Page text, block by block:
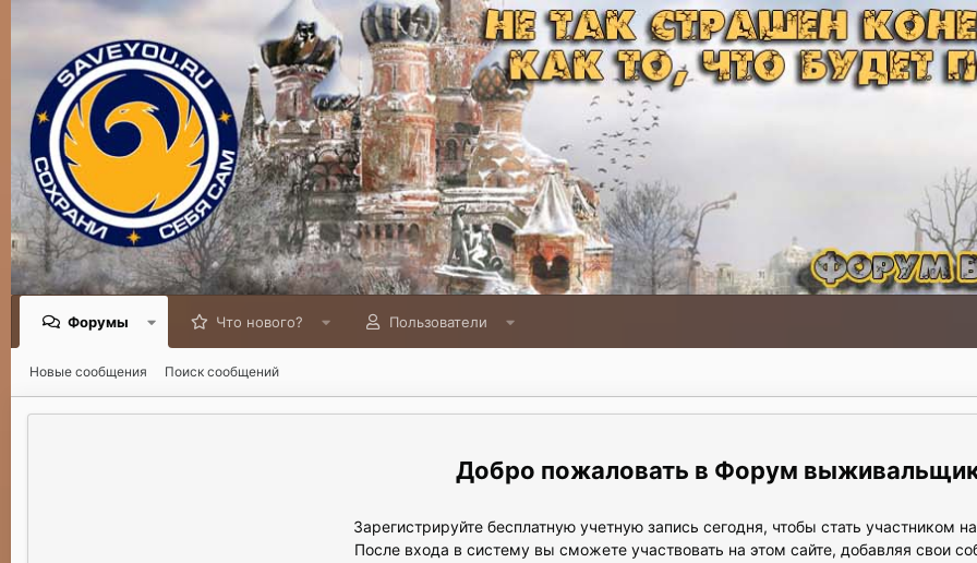
Форумы Что нового? Пользователи
Новые сообщения Поиск сообщений
Форум
Зарегистрируйте бесплатную учетную запись сегодня, чтобы стать участником
После входа в систему вы сможете участвовать на этом сайте, добавляя свои